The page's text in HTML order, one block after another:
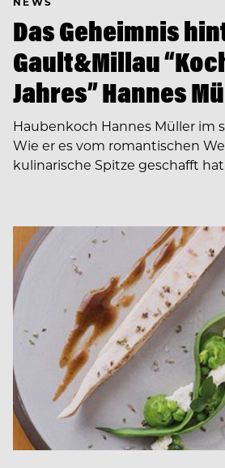
Das Geheimnis
Gault&Millau
Jahres” Hannes
Haubenkoch Hannes Müller im
Wie er es vom romantischen
kulinarische Spitze geschafft